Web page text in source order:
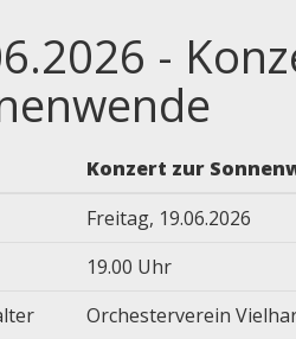
-
Konzert zur
Freitag, 19.06.2026
19.00 Uhr
Orchesterverein